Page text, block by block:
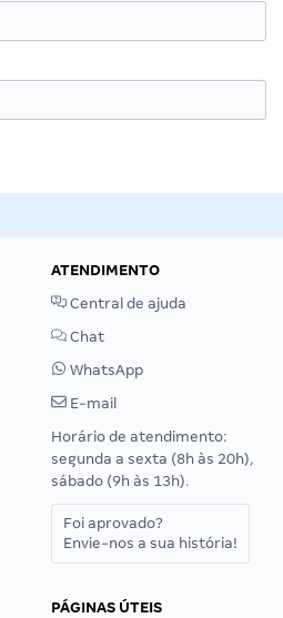
ATENDIMENTO
Central de ajuda
Chat
WhatsApp
E-mail
Horário de atendimento:
segunda a sexta (8h às 20h),
sábado (9h às 13h).
Foi aprovado?
Envie-nos a sua história!
PÁGINAS ÚTEIS